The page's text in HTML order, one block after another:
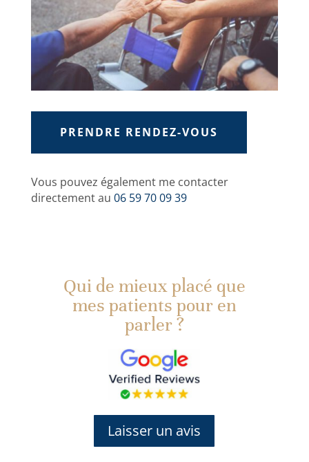
PRENDRE RENDEZ-VOUS
Vous pouvez également me contacter
directement au 06 59 70 09 39
Qui de mieux placé que
mes patients pour en
parler ?
Laisser un avis